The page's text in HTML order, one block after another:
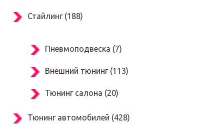
Стайлинг (188)
Пневмоподвеска (7)
Внешний тюнинг (113)
Тюнинг салона (20)
Тюнинг автомобилей (428)